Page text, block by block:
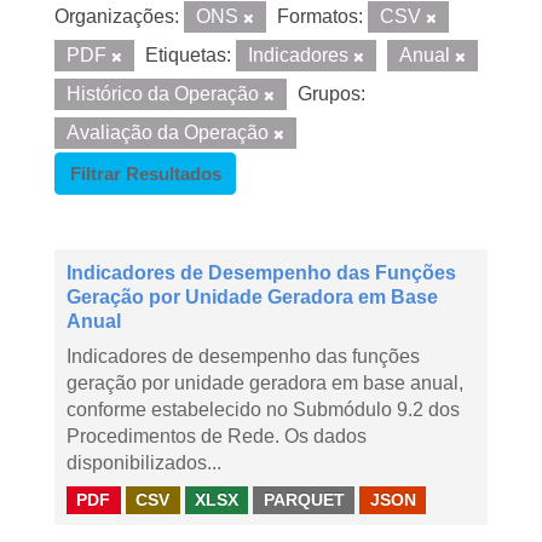
Organizações: ONS Formatos:
CSV
PDF
Etiquetas: Indicadores
Anual
Histórico da Operação
Grupos:
Avaliação da Operação
Filtrar Resultados
Indicadores de Desempenho das Funções
Geração por Unidade Geradora em Base
Anual
Indicadores de desempenho das funções
geração por unidade geradora em base anual,
conforme estabelecido no Submódulo 9.2 dos
Procedimentos de Rede. Os dados
disponibilizados...
PDF CSV XLSX PARQUET JSON